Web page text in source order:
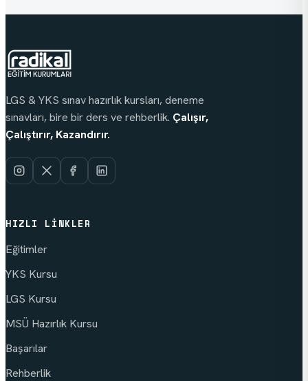
LGS & YKS sınav hazırlık kursları, deneme
sınavları, bire bir ders ve rehberlik. Çalışır,
Çalıştırır, Kazandırır.
HIZLI LINKLER
Eğitimler
YKS Kursu
LGS Kursu
MSÜ Hazırlık Kursu
Başarılar
Rehberlik